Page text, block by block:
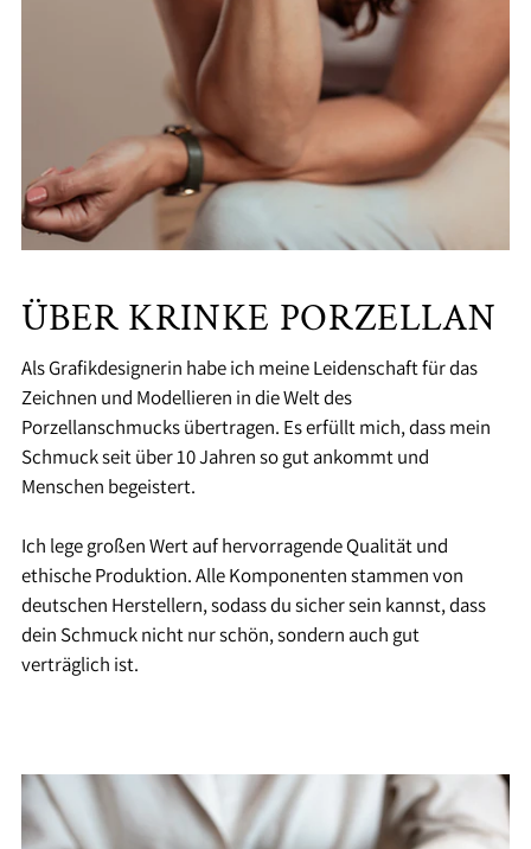
ÜBER KRINKE PORZELLAN
Als Grafikdesignerin habe ich meine Leidenschaft für das
Zeichnen und Modellieren in die Welt des
Porzellanschmucks übertragen. Es erfüllt mich, dass mein
Schmuck seit über 10 Jahren so gut ankommt und
Menschen begeistert.
Ich lege großen Wert auf hervorragende Qualität und
ethische Produktion. Alle Komponenten stammen von
deutschen Herstellern, sodass du sicher sein kannst, dass
dein Schmuck nicht nur schön, sondern auch gut
verträglich ist.